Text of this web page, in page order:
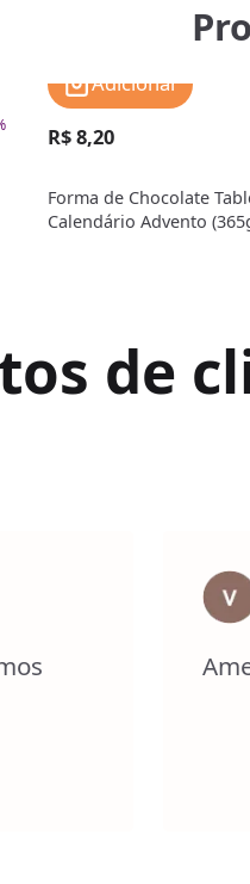
R$ 8,20
Forma de Chocolate
Calendário Advento
Adicionar
de